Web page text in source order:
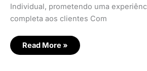
Individual, prometendo uma
completa aos clientes Com
Read More »